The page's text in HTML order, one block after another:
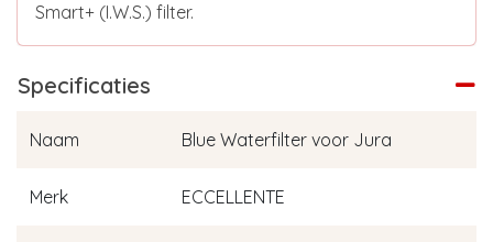
Smart+ (I.W.S.) filter.
Specificaties
Naam Blue Waterfilter voor Jura
Merk ECCELLENTE